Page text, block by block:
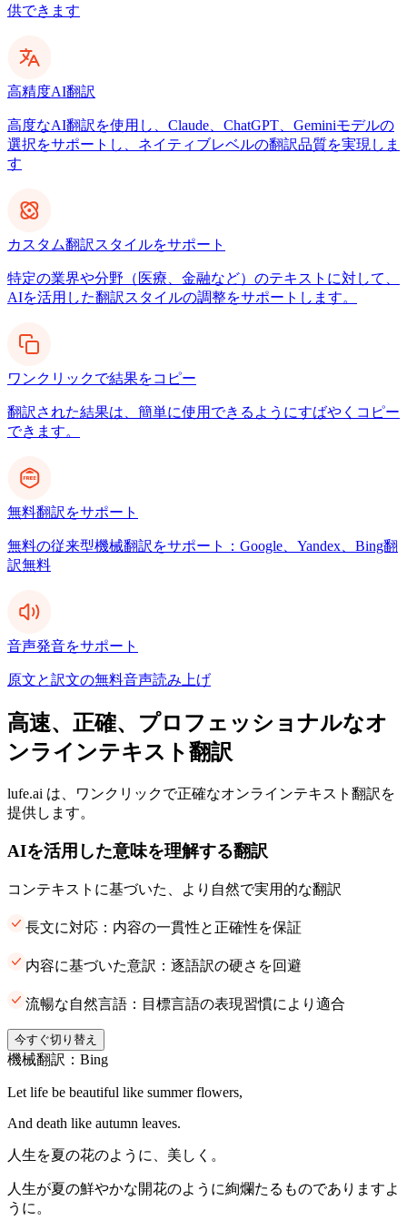
供できます
高精度AI翻訳
高度なAI翻訳を使用し、Claude、ChatGPT、Geminiモデルの
選択をサポートし、ネイティブレベルの翻訳品質を実現しま
す
カスタム翻訳スタイルをサポート
特定の業界や分野（医療、金融など）のテキストに対して、
AIを活用した翻訳スタイルの調整をサポートします。
ワンクリックで結果をコピー
翻訳された結果は、簡単に使用できるようにすばやくコピー
できます。
無料翻訳をサポート
無料の従来型機械翻訳をサポート：Google、Yandex、Bing翻
訳無料
音声発音をサポート
原文と訳文の無料音声読み上げ
高速、正確、プロフェッショナルなオ
ンラインテキスト翻訳
lufe.ai は、ワンクリックで正確なオンラインテキスト翻訳を
提供します。
AIを活用した意味を理解する翻訳
コンテキストに基づいた、より自然で実用的な翻訳
長文に対応：内容の一貫性と正確性を保証
内容に基づいた意訳：逐語訳の硬さを回避
流暢な自然言語：目標言語の表現習慣により適合
今すぐ切り替え
機械翻訳：Bing
Let life be beautiful like summer flowers,
And death like autumn leaves.
人生を夏の花のように、美しく。
人生が夏の鮮やかな開花のように絢爛たるものでありますよ
うに。